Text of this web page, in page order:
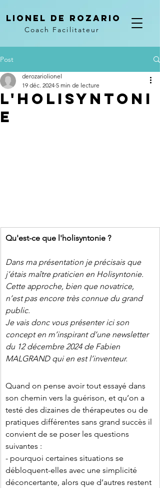
LIONEL DE ROZARIO
Coach Facilitateur
Post
L'Holisyntoni
e
derozariolionel
19 déc. 2024 5 min de lecture
Qu'est-ce que l'holisyntonie ?
Dans ma présentation je précisais que
j’étais maître praticien en Holisyntonie.
Cette approche, bien que novatrice,
n’est pas encore très connue du grand
public.
Je vais donc vous présenter ici son
concept en m’inspirant d’une newsletter
du 12 décembre 2024 de Fabien
MALGRAND qui en est l’inventeur.
Quand on pense avoir tout essayé dans
son chemin vers la guérison, et qu’on a
testé des dizaines de thérapeutes ou de
pratiques différentes sans grand succès il
convient de se poser les questions
suivantes :
- pourquoi certaines situations se
débloquent-elles avec une simplicité
déconcertante, alors que d’autres restent